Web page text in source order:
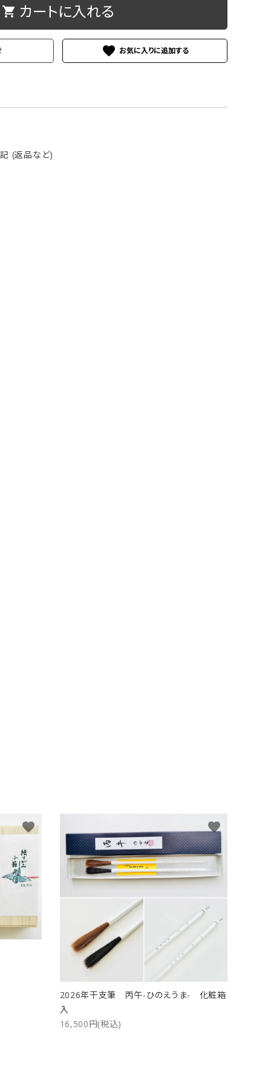
ケース
shopping_cart カートに入れる
favorite
(返品など)
favorite
2026年干支筆 丙午-ひのえうま- 化粧箱
入
16,500円(税込)
favorite